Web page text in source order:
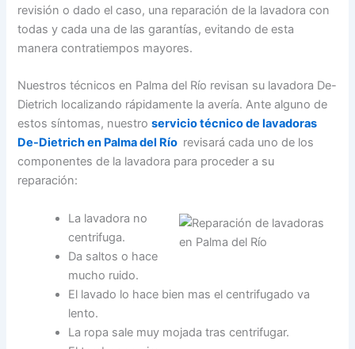
revisión o dado el caso, una reparación de la lavadora con
todas y cada una de las garantías, evitando de esta
manera contratiempos mayores.
Nuestros técnicos en Palma del Río revisan su lavadora De-
Dietrich localizando rápidamente la avería. Ante alguno de
estos síntomas, nuestroservicio técnico de lavadoras
De-Dietrich en Palma del Río revisará cada uno de los
componentes de la lavadora para proceder a su
reparación:
La lavadora no
centrifuga.
Da saltos o hace
mucho ruido.
El lavado lo hace bien mas el centrifugado va
lento.
La ropa sale muy mojada tras centrifugar.